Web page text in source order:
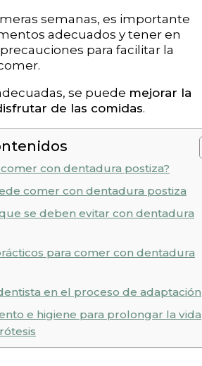
semanas, es importante
adecuados y tener en
para facilitar la
se puede mejorar la
de las comidas.
con dentadura postiza?
comer con dentadura postiza
se deben evitar con dentadura
para comer con dentadura
en el proceso de adaptación
e higiene para prolongar la vida